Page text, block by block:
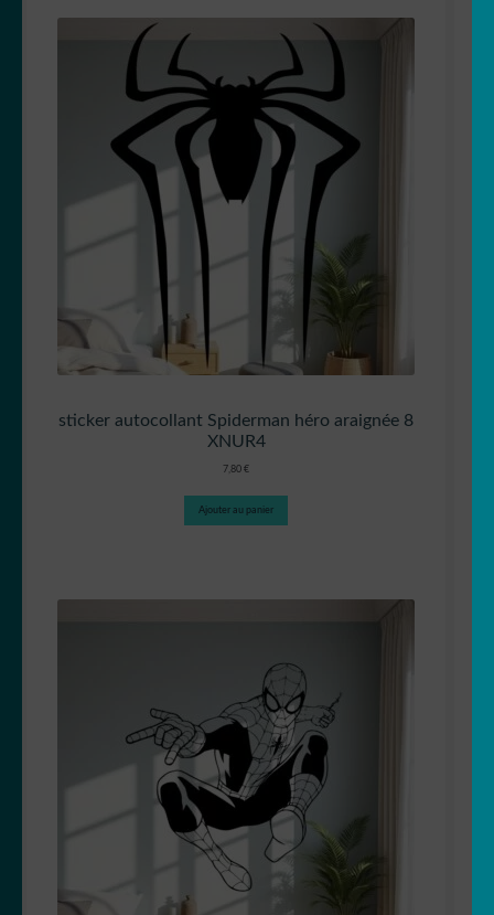
sticker autocollant Spiderman héro araignée 8
XNUR4
7,80 €
Ajouter au panier